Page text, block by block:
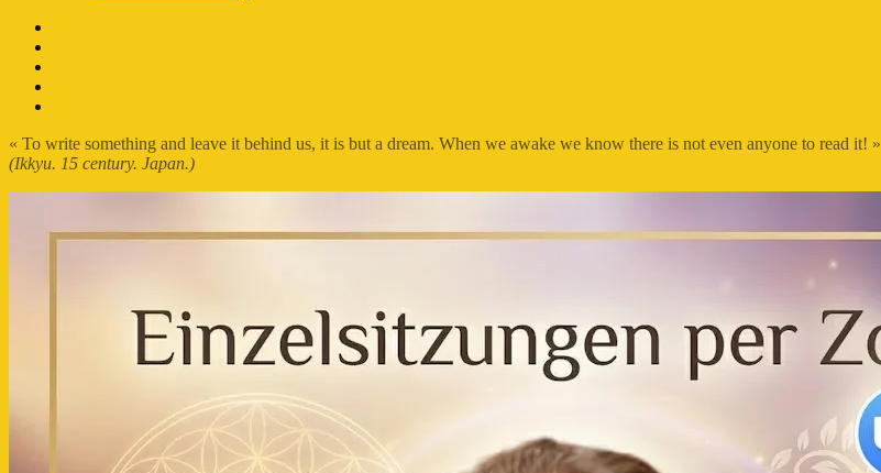
« To write something and leave it behind us, it is but a dream. When we awake we know there is not even anyone to read it! »
(Ikkyu. 15 century. Japan.)